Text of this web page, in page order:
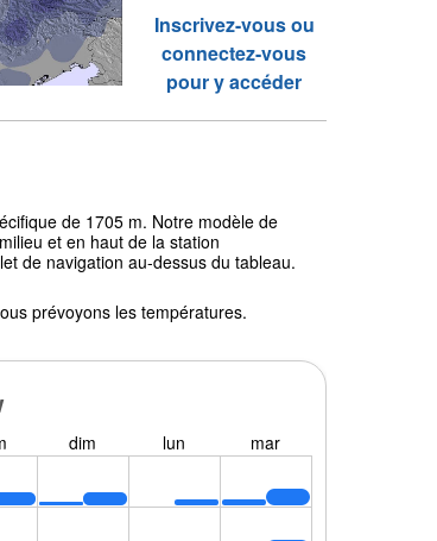
Inscrivez-vous ou
connectez-vous
pour y accéder
de 1705 m. Notre modèle de
et en haut de la station
de navigation au-dessus du tableau.
prévoyons les températures.